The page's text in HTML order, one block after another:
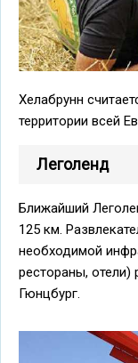
Хелабрунн
территории всей
Леголенд
Ближайший
125 км.
необходимой
рестораны,
Гюнцбург.